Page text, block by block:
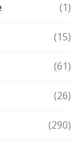
(1)
(15)
(61)
(26)
(290)